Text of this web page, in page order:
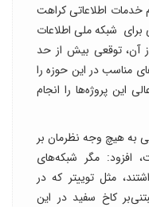
خدمات اطلاعاتی کراهت
برای شبکه ملی اطلاعات
آن، توقعی بیش از حد
مناسب در این حوزه را
این پروژه‌ها را انجام
به هیچ وجه نظرمان بر
افزود: مگر شبکه‌های
مثل توییتر که در
مبتنی‌بر کاخ سفید در این